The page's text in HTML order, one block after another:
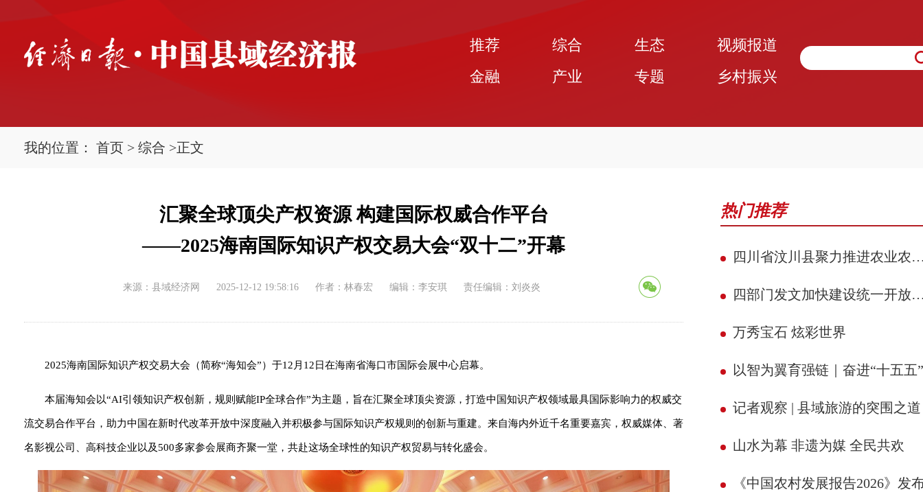
推荐 综合 生态
视频报道
金融
产业 专题 乡村振兴
我的位置： 首页 > 综合 >正文
汇聚全球顶尖产权资源 构建国际权威合作平台
——2025海南国际知识产权交易大会“双十二”开幕
来源：县域经济网 2025-12-12 19:58:16 作者：林春宏 编辑：李安琪 责任编辑：刘炎炎
2025海南国际知识产权交易大会（简称“海知会”）于12月12日在海南省海口市国际会展中心启幕。
本届海知会以“AI引领知识产权创新，规则赋能IP全球合作”为主题，旨在汇聚全球顶尖资源，打造中国知识产权领域最具国际影响力的权威交
流交易合作平台，助力中国在新时代改革开放中深度融入并积极参与国际知识产权规则的创新与重建。来自海内外近千名重要嘉宾，权威媒体、著
名影视公司、高科技企业以及500多家参会展商齐聚一堂，共赴这场全球性的知识产权贸易与转化盛会。
热门推荐
四川省汶川县聚力推进农业农村现代化 赋能民族地区县域典范建设攻坚见效
四部门发文加快建设统一开放的交通运输市场
万秀宝石 炫彩世界
以智为翼育强链｜奋进“十五五” 县域新征程
记者观察 | 县域旅游的突围之道
山水为幕 非遗为媒 全民共欢
《中国农村发展报告2026》发